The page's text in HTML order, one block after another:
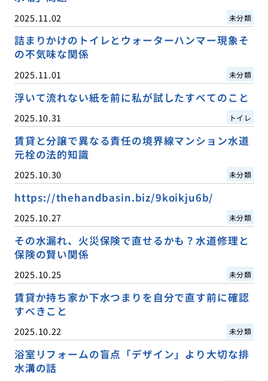
2025.11.02 未分類
詰まりかけのトイレとウォーターハンマー現象そ
の不気味な関係
2025.11.01 未分類
浮いて流れない紙を前に私が試したすべてのこと
2025.10.31 トイレ
賃貸と分譲で異なる責任の境界線マンション水道
元栓の法的知識
2025.10.30 未分類
https://thehandbasin.biz/9koikju6b/
2025.10.27 未分類
その水漏れ、火災保険で直せるかも？水道修理と
保険の賢い関係
2025.10.25 未分類
賃貸か持ち家か下水つまりを自分で直す前に確認
すべきこと
2025.10.22 未分類
浴室リフォームの盲点「デザイン」より大切な排
水溝の話